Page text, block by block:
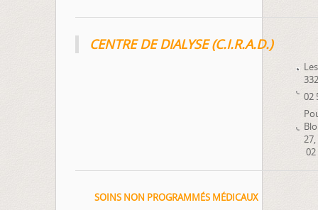
CENTRE DE DIALYSE (C.I.R.A.D.)
02
02
SOINS NON PROGRAMMÉS MÉDICAUX